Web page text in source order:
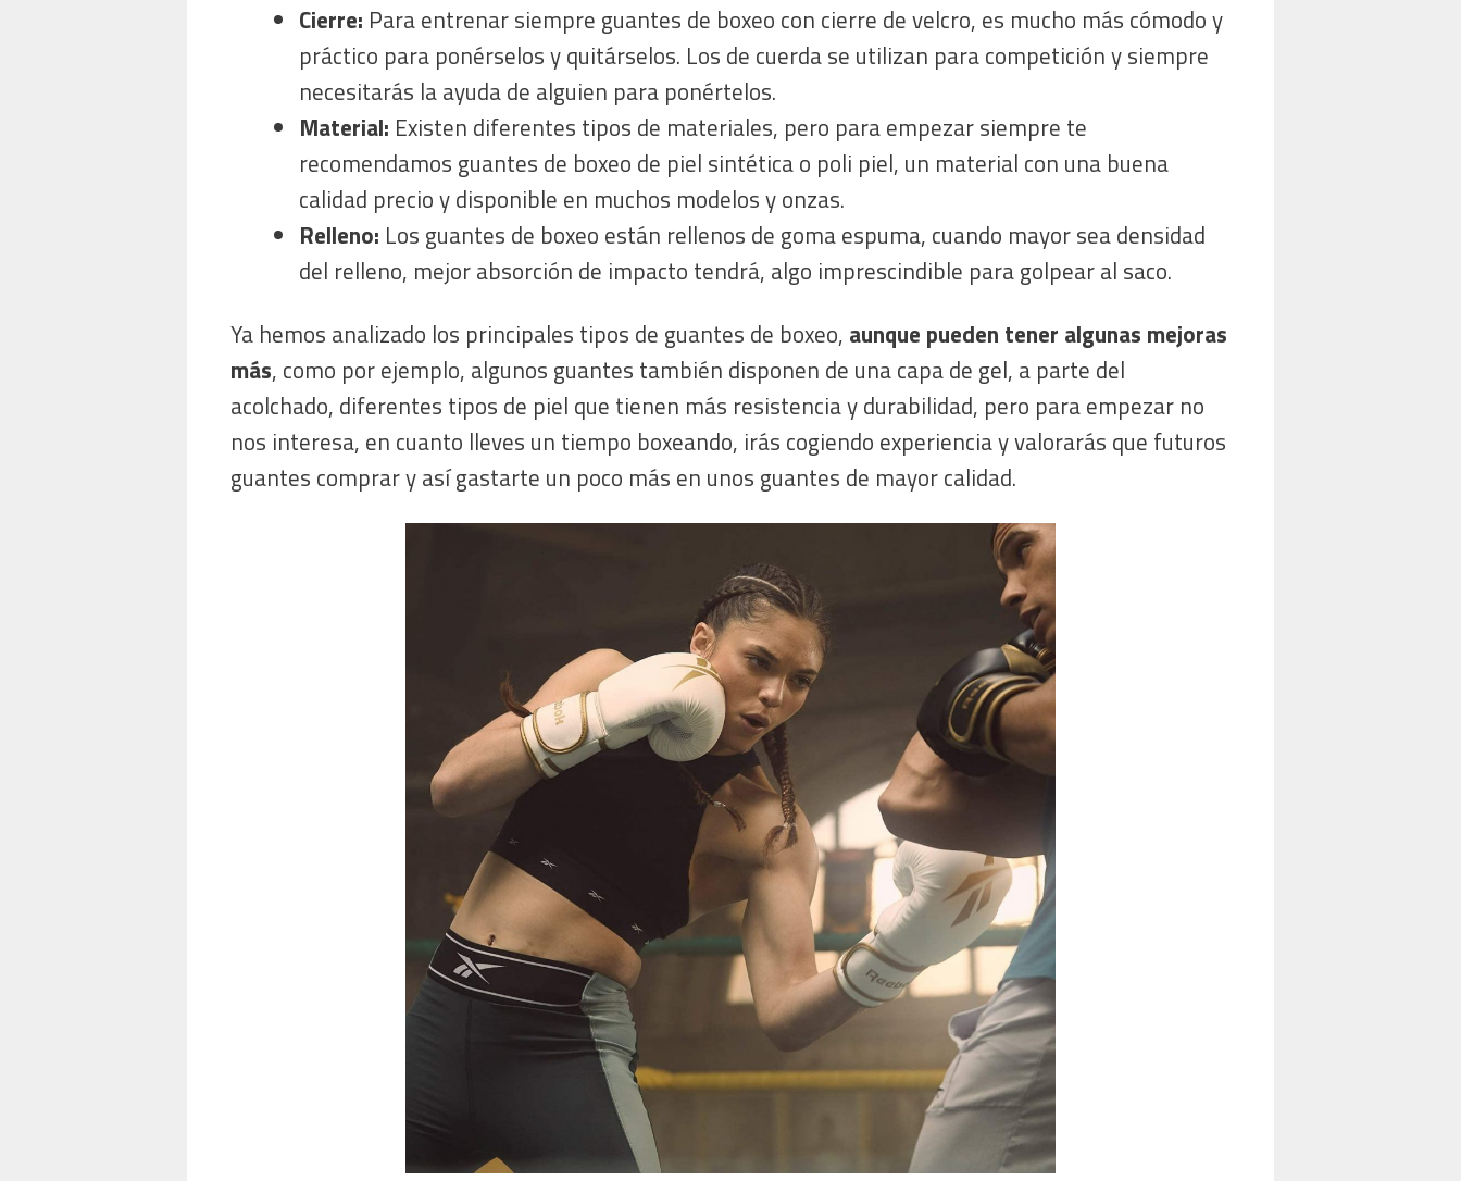
Cierre: Para entrenar siempre guantes de boxeo con cierre de velcro, es mucho más cómodo y
práctico para ponérselos y quitárselos. Los de cuerda se utilizan para competición y siempre
necesitarás la ayuda de alguien para ponértelos.
Material: Existen diferentes tipos de materiales, pero para empezar siempre te
recomendamos guantes de boxeo de piel sintética o poli piel, un material con una buena
calidad precio y disponible en muchos modelos y onzas.
Relleno: Los guantes de boxeo están rellenos de goma espuma, cuando mayor sea densidad
del relleno, mejor absorción de impacto tendrá, algo imprescindible para golpear al saco.
Ya hemos analizado los principales tipos de guantes de boxeo, aunque pueden tener algunas mejoras
más, como por ejemplo, algunos guantes también disponen de una capa de gel, a parte del
acolchado, diferentes tipos de piel que tienen más resistencia y durabilidad, pero para empezar no
nos interesa, en cuanto lleves un tiempo boxeando, irás cogiendo experiencia y valorarás que futuros
guantes comprar y así gastarte un poco más en unos guantes de mayor calidad.